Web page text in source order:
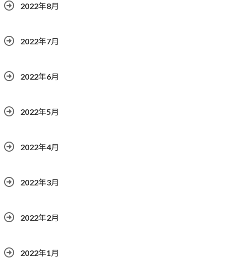
2022年8月
2022年7月
2022年6月
2022年5月
2022年4月
2022年3月
2022年2月
2022年1月